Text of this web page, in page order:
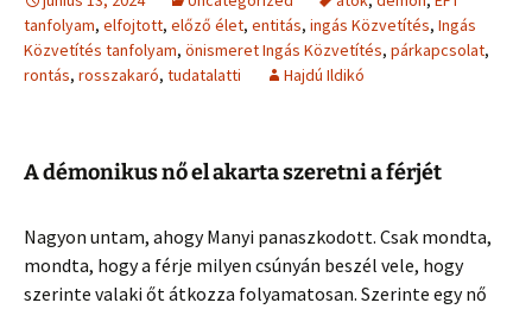
tanfolyam, elfojtott, előző élet, entitás, ingás Közvetítés, Ingás
Közvetítés tanfolyam, önismeret Ingás Közvetítés, párkapcsolat,
rontás, rosszakaró, tudatalatti Hajdú Ildikó
A démonikus nő el akarta szeretni a férjét
Nagyon untam, ahogy Manyi panaszkodott. Csak mondta,
mondta, hogy a férje milyen csúnyán beszél vele, hogy
szerinte valaki őt átkozza folyamatosan. Szerinte egy nő